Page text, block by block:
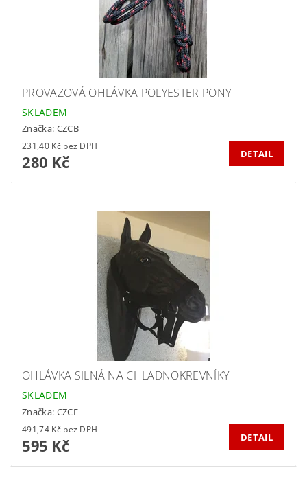
PROVAZOVÁ OHLÁVKA POLYESTER PONY
SKLADEM
Značka: CZCB
231,40 Kč bez DPH
280 Kč DETAIL
OHLÁVKA SILNÁ NA CHLADNOKREVNÍKY
SKLADEM
Značka: CZCE
491,74 Kč bez DPH
595 Kč DETAIL